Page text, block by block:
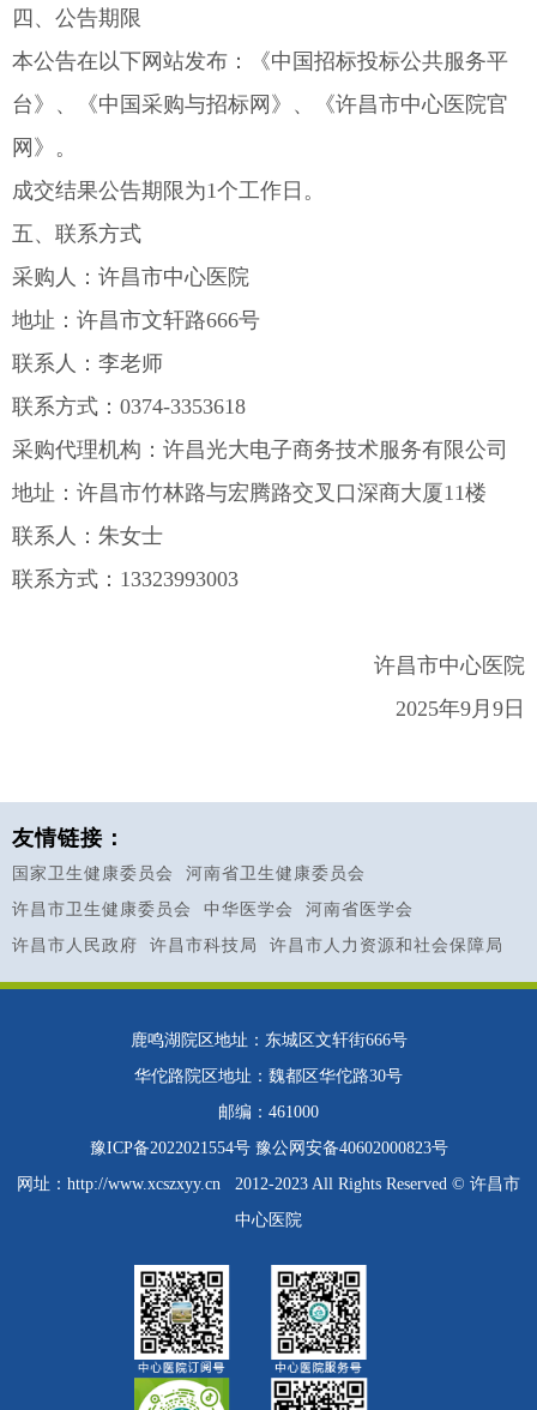
四、公告期限
本公告在以下网站发布：《中国招标投标公共服务平
台》、《中国采购与招标网》、《许昌市中心医院官
网》。
成交结果公告期限为1个工作日。
五、联系方式
采购人：许昌市中心医院
地址：许昌市文轩路666号
联系人：李老师
联系方式：0374-3353618
采购代理机构：许昌光大电子商务技术服务有限公司
地址：许昌市竹林路与宏腾路交叉口深商大厦11楼
联系人：朱女士
联系方式：13323993003
许昌市中心医院
2025年9月9日
友情链接：
国家卫生健康委员会
河南省卫生健康委员会
许昌市卫生健康委员会
中华医学会
河南省医学会
许昌市人民政府
许昌市科技局 许昌市人力资源和社会保障局
鹿鸣湖院区地址：东城区文轩街666号
华佗路院区地址：魏都区华佗路30号
邮编：461000
豫ICP备2022021554号 豫公网安备40602000823号
网址： http://www.xcszxyy.cn 2012-2023 All Rights Reserved © 许昌市
中心医院